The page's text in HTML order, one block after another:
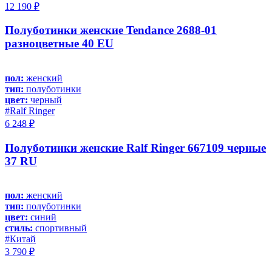
12 190 ₽
Полуботинки женские Tendance 2688-01
разноцветные 40 EU
пол: женский
тип: полуботинки
цвет: черный
#Ralf Ringer
6 248 ₽
Полуботинки женские Ralf Ringer 667109 черные
37 RU
пол: женский
тип: полуботинки
цвет: синий
стиль: спортивный
#Китай
3 790 ₽